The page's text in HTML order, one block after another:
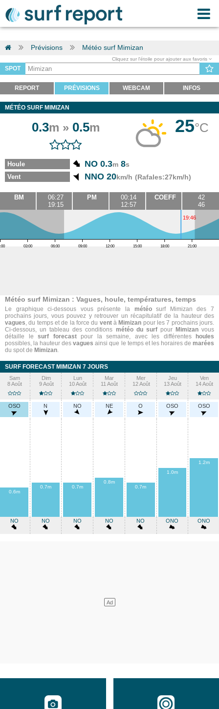
Prévisions Météo surf Mimizan
Cliquez sur l'étoile pour ajouter aux favoris
SPOT
REPORT PRÉVISIONS WEBCAM INFOS
MÉTÉO SURF MIMIZAN
0.3m » 0.5m 25°C
Houle NO 0.3m 8s
Vent NNO 20km/h (Rafales:27km/h)
BM
06:27
19:15
PM
00:14
12:57
COEFF
42
46
19:46
03:00 06:00 09:00 12:00 15:00 18:00 21:00
Météo surf Mimizan : Vagues, houle, températures, temps
Le graphique ci-dessous vous présente la météosurf Mimizan des 7
prochains jours, vous pouvez y retrouver un récapitulatif de la hauteur des
vagues , du temps et de la force du ventàMimizan pour les 7 prochains jours.
Ci-dessous, un tableau des conditions météo du surfpour Mimizanvous
détaille le surf forecastpour la semaine, avec les différentes houles
possibles, la hauteur desvagues ainsi que le temps et les horaires de marées
du spot de Mimizan
SURF FORECAST MIMIZAN 7 JOURS
Sam
8 Août
Dim
9 Août
Lun
10 Août
Mar
11 Août
Mer
12 Août
Jeu
13 Août
Ven
14 Août
OSO N NO NE O OSO OSO
0.6m
0.7m 0.7m
0.8m
0.7m
1.0m
1.2m
NO NO NO NO NO ONO ONO